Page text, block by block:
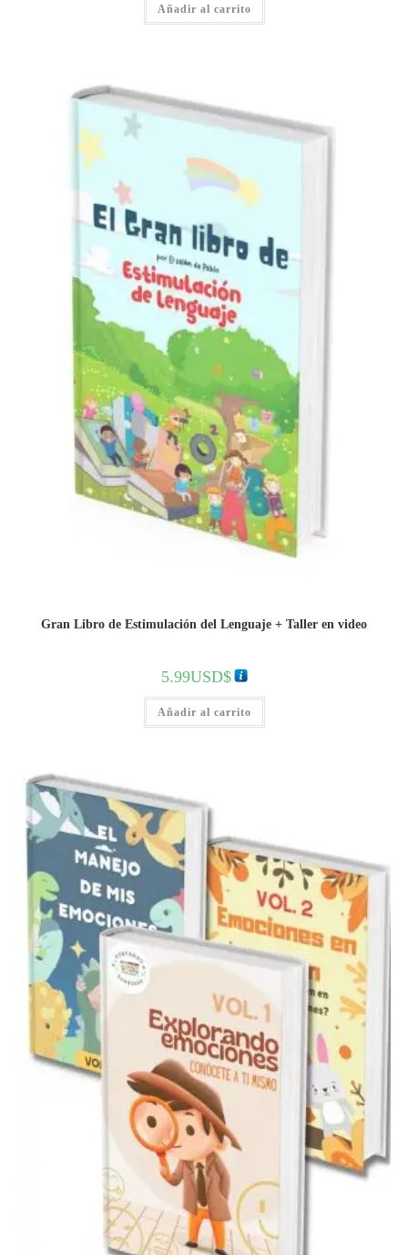
Añadir al carrito
Gran Libro de Estimulación del Lenguaje + Taller en video
5.99USD$
Añadir al carrito